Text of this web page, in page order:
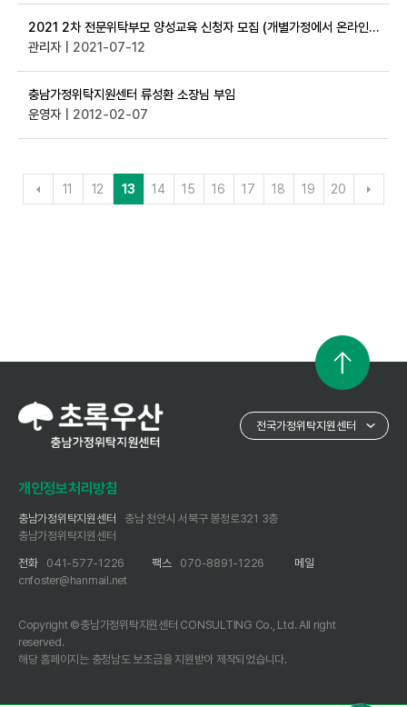
2021 2차 전문위탁부모 양성교육 신청자 모집 (개별가정에서 온라인교육으로 진행)
관리자 | 2021-07-12
충남가정위탁지원센터 류성환 소장님 부임
운영자 | 2012-02-07
11 12 13 14 15 16 17 18 19 20
개인정보처리방침
충남가정위탁지원센터
충남 천안시 서북구 봉정로321 3층
충남가정위탁지원센터
전화
041-577-1226 팩스 070-8891-1226
메일
cnfoster@hanmail.net
Copyright ©충남가정위탁지원센터 CONSULTING Co., Ltd. All right
reserved.
해당 홈페이지는 충청남도 보조금을 지원받아 제작되었습니다.